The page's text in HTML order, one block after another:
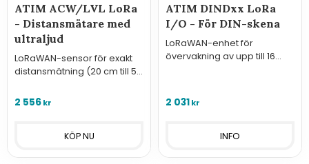
ATIM ACW/LVL LoRa
- Distansmätare med
ultraljud
LoRaWAN-sensor för exakt
distansmätning (20 cm till 5
2 556kr
ATIM DINDxx LoRa
I/O - För DIN-skena
LoRaWAN-enhet för
övervakning av upp till 16
2 031kr
INFO